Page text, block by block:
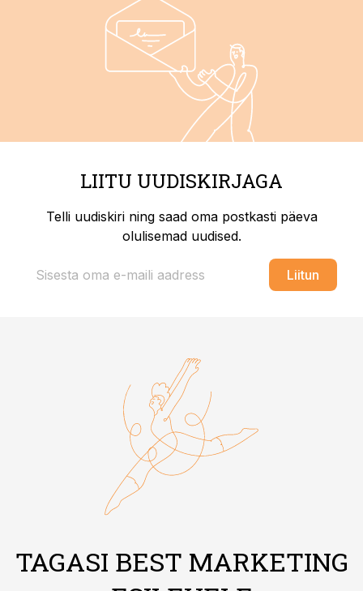
LIITU UUDISKIRJAGA
Telli uudiskiri ning saad oma postkasti päeva
olulisemad uudised.
Liitun
TAGASI BEST MARKETING